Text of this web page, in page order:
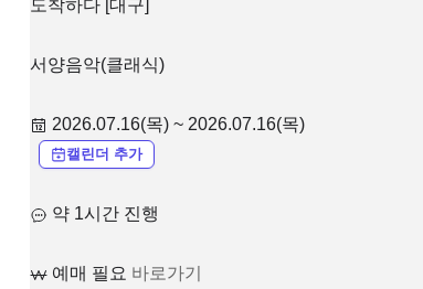
도착하다 [대구]
서양음악(클래식)
2026.07.16(목) ~ 2026.07.16(목)
캘린더 추가
약 1시간 진행
예매 필요 바로가기